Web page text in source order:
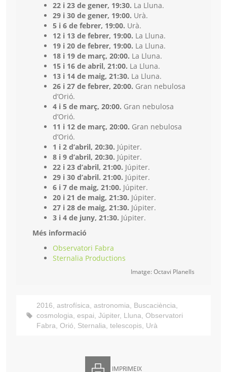
22 i 23 de gener, 19:30. La Lluna.
29 i 30 de gener, 19:00. Urà.
5 i 6 de febrer, 19:00. Urà.
12 i 13 de febrer, 19:00. La Lluna.
19 i 20 de febrer, 19:00. La Lluna.
18 i 19 de març, 20:00. La Lluna.
15 i 16 de abril, 21:00. La Lluna.
13 i 14 de maig, 21:30. La Lluna.
26 i 27 de febrer, 20:00. Gran nebulosa
d’Orió.
4 i 5 de març, 20:00. Gran nebulosa
d’Orió.
11 i 12 de març, 20:00. Gran nebulosa
d’Orió.
1 i 2 d’abril, 20:30. Júpiter.
8 i 9 d’abril, 20:30. Júpiter.
22 i 23 d’abril, 21:00. Júpiter.
29 i 30 d’abril. 21:00. Júpiter.
6 i 7 de maig, 21:00. Júpiter.
20 i 21 de maig, 21:30. Júpiter.
27 i 28 de maig, 21:30. Júpiter.
3 i 4 de juny, 21:30. Júpiter.
Més informació
Observatori Fabra
Sternalia Productions
Imatge: Octavi Planells
2016, astrofísica, astronomia, Buscaciència,
cosmologia, espai, Júpiter, Lluna, Observatori
Fabra, Orió, Sternalia, telescopis, Urà
IMPRIMEIX